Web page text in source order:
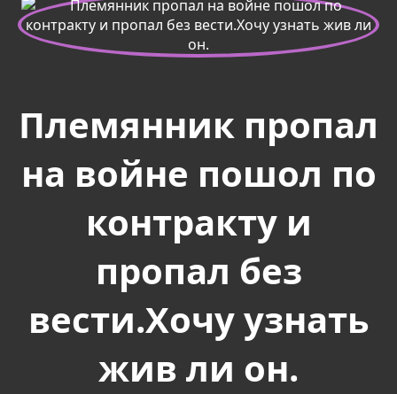
Племянник пропал
на войне пошол по
контракту и
пропал без
вести.Хочу узнать
жив ли он.